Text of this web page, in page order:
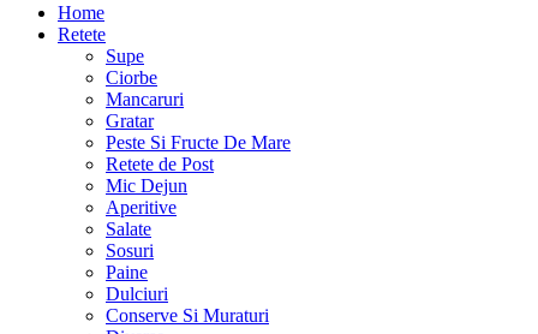
Home
Retete
Supe
Ciorbe
Mancaruri
Gratar
Peste Si Fructe De Mare
Retete de Post
Mic Dejun
Aperitive
Salate
Sosuri
Paine
Dulciuri
Conserve Si Muraturi